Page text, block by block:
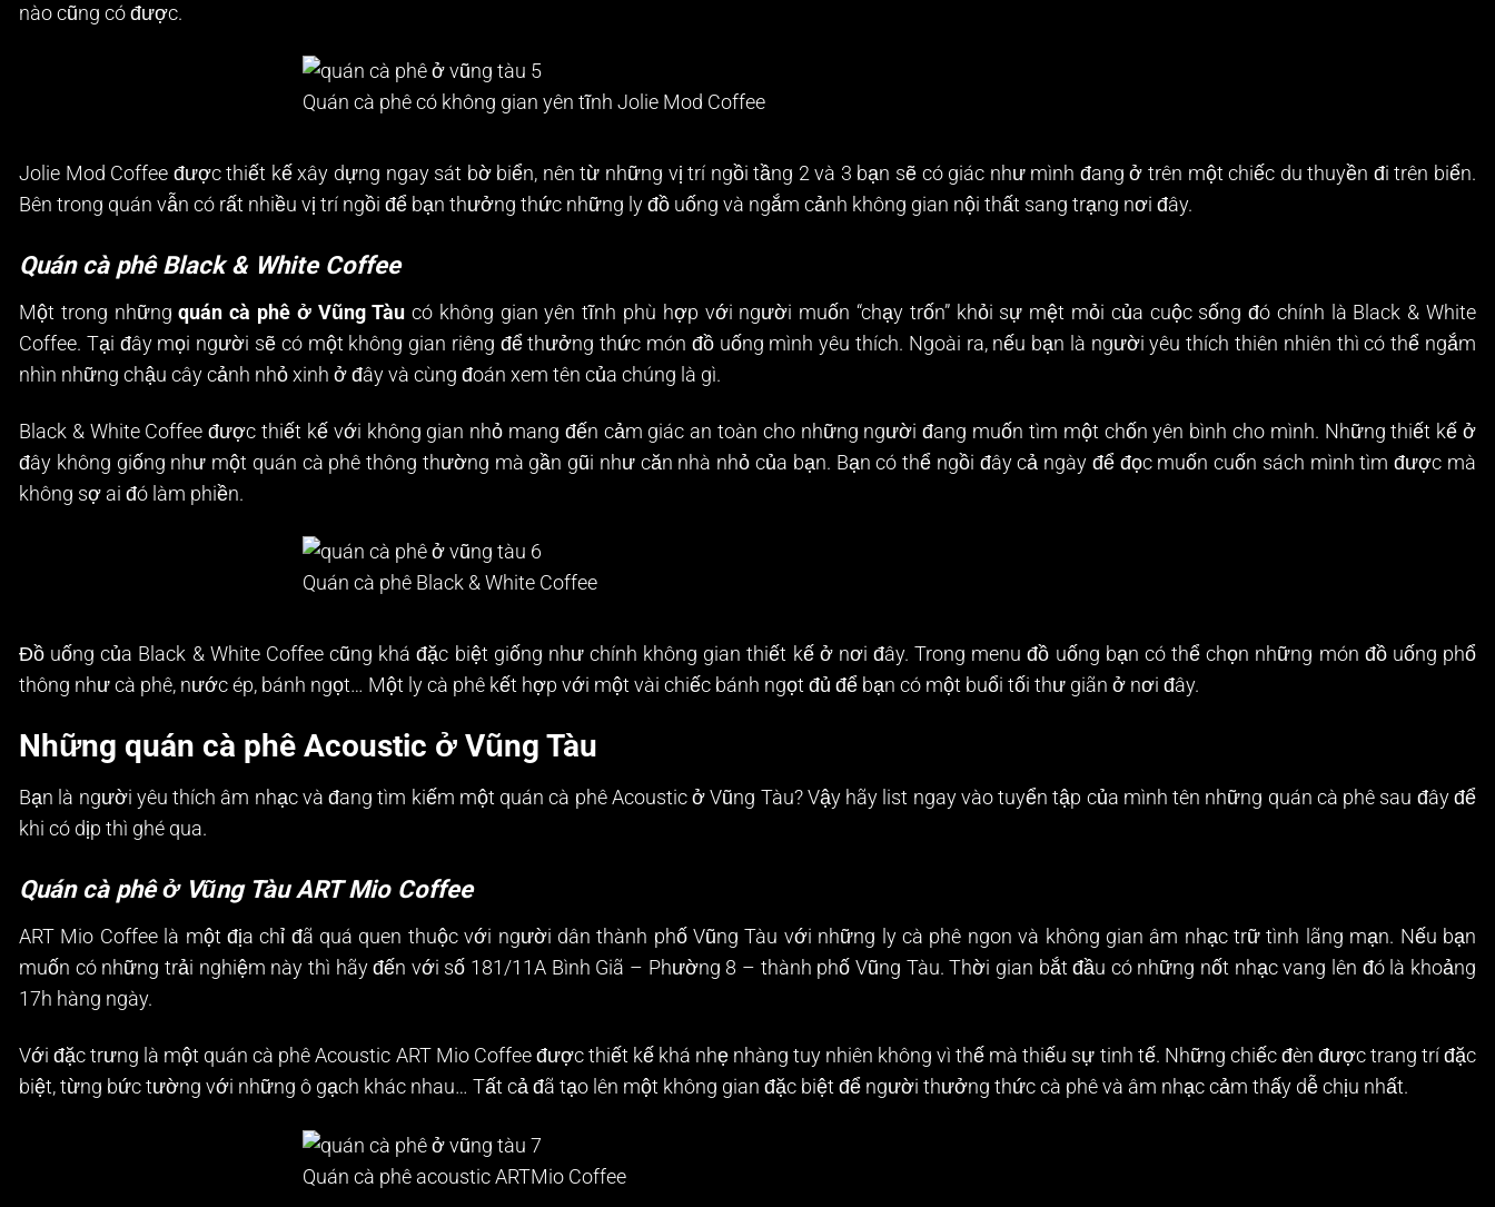
nào cũng có được.
Quán cà phê có không gian yên tĩnh Jolie Mod Coffee
Jolie Mod Coffee được thiết kế xây dựng ngay sát bờ biển, nên từ những vị trí ngồi tầng 2 và 3 bạn sẽ có giác như mình đang ở trên một chiếc du thuyền đi trên biển.
Bên trong quán vẫn có rất nhiều vị trí ngồi để bạn thưởng thức những ly đồ uống và ngắm cảnh không gian nội thất sang trạng nơi đây.
Quán cà phê Black & White Coffee
Một trong nhữngquán cà phê ở Vũng Tàu có không gian yên tĩnh phù hợp với người muốn “chạy trốn” khỏi sự mệt mỏi của cuộc sống đó chính là Black & White
Coffee. Tại đây mọi người sẽ có một không gian riêng để thưởng thức món đồ uống mình yêu thích. Ngoài ra, nếu bạn là người yêu thích thiên nhiên thì có thể ngắm
nhìn những chậu cây cảnh nhỏ xinh ở đây và cùng đoán xem tên của chúng là gì.
Black & White Coffee được thiết kế với không gian nhỏ mang đến cảm giác an toàn cho những người đang muốn tìm một chốn yên bình cho mình. Những thiết kế ở
đây không giống như một quán cà phê thông thường mà gần gũi như căn nhà nhỏ của bạn. Bạn có thể ngồi đây cả ngày để đọc muốn cuốn sách mình tìm được mà
không sợ ai đó làm phiền.
Quán cà phê Black & White Coffee
Đồ uống của Black & White Coffee cũng khá đặc biệt giống như chính không gian thiết kế ở nơi đây. Trong menu đồ uống bạn có thể chọn những món đồ uống phổ
thông như cà phê, nước ép, bánh ngọt… Một ly cà phê kết hợp với một vài chiếc bánh ngọt đủ để bạn có một buổi tối thư giãn ở nơi đây.
Những quán cà phê Acoustic ở Vũng Tàu
Bạn là người yêu thích âm nhạc và đang tìm kiếm một quán cà phê Acoustic ở Vũng Tàu? Vậy hãy list ngay vào tuyển tập của mình tên những quán cà phê sau đây để
khi có dịp thì ghé qua.
Quán cà phê ở Vũng Tàu ART Mio Coffee
ART Mio Coffee là một địa chỉ đã quá quen thuộc với người dân thành phố Vũng Tàu với những ly cà phê ngon và không gian âm nhạc trữ tình lãng mạn. Nếu bạn
muốn có những trải nghiệm này thì hãy đến với số 181/11A Bình Giã – Phường 8 – thành phố Vũng Tàu. Thời gian bắt đầu có những nốt nhạc vang lên đó là khoảng
17h hàng ngày.
Với đặc trưng là một quán cà phê Acoustic ART Mio Coffee được thiết kế khá nhẹ nhàng tuy nhiên không vì thế mà thiếu sự tinh tế. Những chiếc đèn được trang trí đặc
biệt, từng bức tường với những ô gạch khác nhau… Tất cả đã tạo lên một không gian đặc biệt để người thưởng thức cà phê và âm nhạc cảm thấy dễ chịu nhất.
Quán cà phê acoustic ARTMio Coffee